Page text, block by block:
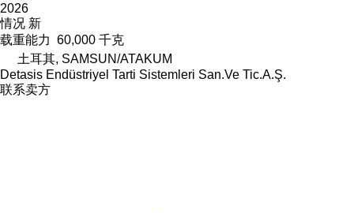
2026
情况 新
载重能力 60,000 千克
土耳其, SAMSUN/ATAKUM
Detasis Endüstriyel Tarti Sistemleri San.Ve Tic.A.Ş.
联系卖方